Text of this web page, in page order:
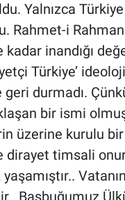
Yalnızca
Rahmet-i
inandığı
Türkiye’
durmadı.
bir ismi
üzerine kurulu bir
dirayet timsali